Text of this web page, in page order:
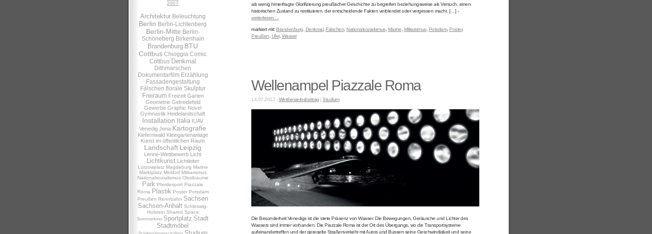
2007
Architektur Beleuchtung
Berlin Berlin-Lichtenberg
Berlin-Mitte Berlin-
Schöneberg Birkenhain
Brandenburg BTU
Cottbus Chioggia Comic
Cottbus Denkmal
Dithmarschen
Dokumentarfilm Erzählung
Fassadengestaltung
Fälschen florale Skulptur
Freiraum Freizeit Garten
Geometrie Getreidefeld
Gewerbe Graphic Novel
Gymnastik Heidelandschaft
Installation Italia IUAV
Venedig Jena Kartografie
Kiefernwald Kleingartenanlage
Kunst im öffentlichen Raum
Landschaft Leipzig
Lenné-Wettbewerb Licht
Lichtkunst Lichtleiter
Lützowplatz Magdeburg Marine
Marktplatz Meldorf Militarismus
Nationalsozialismus Obstbäume
Park Pferdesport Piazzale
Roma Plastik Poster Potsdam
Preußen Rennbahn Sachsen
Sachsen-Anhalt Schleswig-
Holstein Shared Space
Sommerkino Sportplatz Stadt
Stadtmöbel
als wenig hinterfragte Glorifizierung preußischer Geschichte zu begreifen beziehungsweise als Versuch, einen
historischen Zustand zu restituieren, der entscheidende Fakten verblendet oder vergessen macht. […] -
weiterlesen ...
markiert mit: Brandenburg Denkmal, Fälschen Nationalsozialismus, Marine Militarismus, Potsdam, Poster,
Preußen Ufer, Wasser
Wellenampel Piazzale Roma
14.07.2012 -Wettbewerbsbeitrag | Studium
Die Besonderheit Venedigs ist die stete Präsenz von Wasser. Die Bewegungen, Geräusche und Lichter des
Wassers sind immer vorhanden. Die Piazzale Roma ist der Ort des Übergangs, wo die Transportsysteme
aufeinandertreffen und der geregelte Straßenverkehr mit Autos und Bussen seine Geschwindigkeit und seine